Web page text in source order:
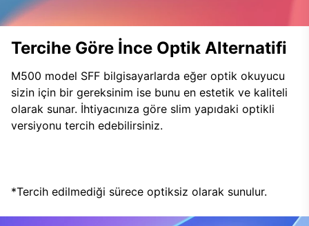
Tercihe Göre İnce Optik Alternatifi
M500 model SFF bilgisayarlarda eğer optik okuyucu
sizin için bir gereksinim ise bunu en estetik ve kaliteli
olarak sunar. İhtiyacınıza göre slim yapıdaki optikli
versiyonu tercih edebilirsiniz.
*Tercih edilmediği sürece optiksiz olarak sunulur.